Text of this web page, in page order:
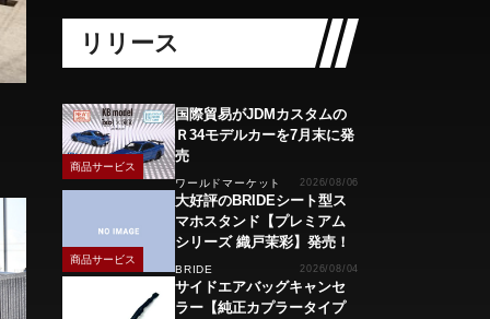
リリース
商品サービス
国際貿易がJDMカスタムの
Ｒ34モデルカーを7月末に発
売
ワールドマーケット 2026/08/06
商品サービス
大好評のBRIDEシート型ス
マホスタンド【プレミアム
シリーズ 織戸茉彩】発売！
BRIDE 2026/08/04
サイドエアバッグキャンセ
ラー【純正カプラータイプ